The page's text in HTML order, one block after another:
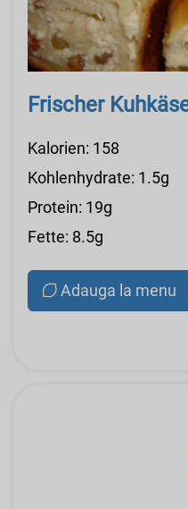
Frischer
Kalorien: 158
Kohlenhydrate: 1.5g
Protein: 19g
Fette: 8.5g
Adauga la menu